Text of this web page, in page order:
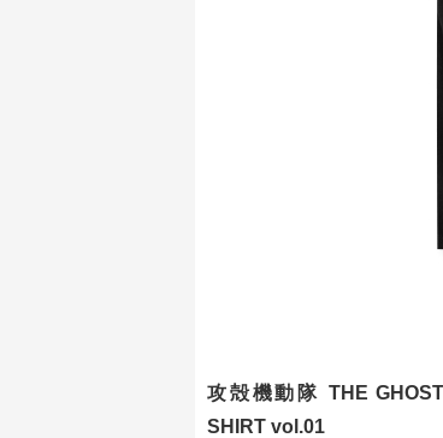
攻殻機動隊 THE
SHIRT vol.01